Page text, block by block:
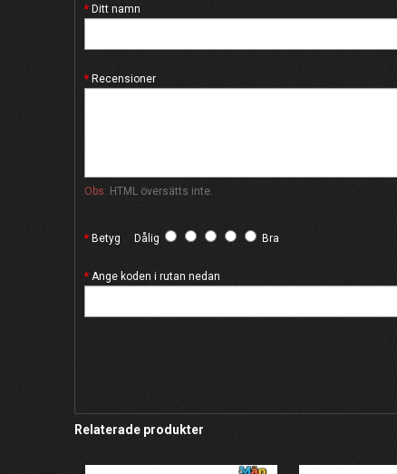
Ditt namn
Recensioner
Obs: HTML översätts inte.
Betyg Dålig Bra
Ange koden i rutan nedan
Relaterade produkter